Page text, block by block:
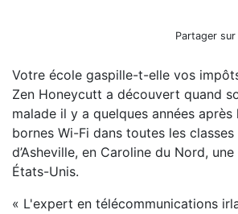
Les écoles dépensent unePartager sur
Votre école gaspille-t-elle vos
Zen Honeycutt a découvert quand
malade il y a quelques années
bornes Wi-Fi dans toutes les
d’Asheville, en Caroline du Nord,
États-Unis.
« L'expert en télécommunications